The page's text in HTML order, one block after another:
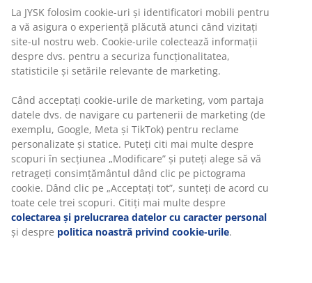
La JYSK folosim cookie-uri și identificatori mobili pentru
a vă asigura o experiență plăcută atunci când vizitați
site-ul nostru web. Cookie-urile colectează informații
despre dvs. pentru a securiza funcționalitatea,
statisticile și setările relevante de marketing.
Când acceptați cookie-urile de marketing, vom partaja
datele dvs. de navigare cu partenerii de marketing (de
exemplu, Google, Meta și TikTok) pentru reclame
personalizate și statice. Puteți citi mai multe despre
scopuri în secțiunea „Modificare” și puteți alege să vă
retrageți consimțământul dând clic pe pictograma
cookie. Dând clic pe „Acceptați tot”, sunteți de acord cu
toate cele trei scopuri. Citiți mai multe despre
colectarea și prelucrarea datelor cu caracter personal
și despre politica noastră privind cookie-urile.